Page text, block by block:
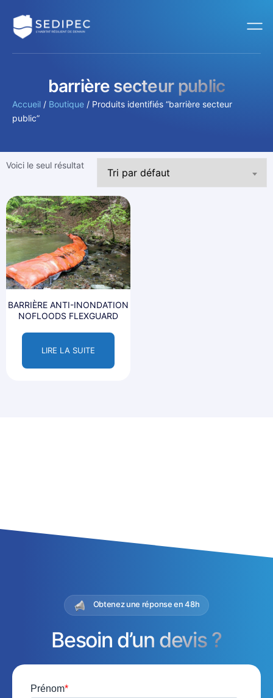
barrière secteur public
Accueil / Boutique / Produits identifiés “barrière secteur
public”
Voici le seul résultat
BARRIÈRE ANTI-INONDATION
NOFLOODS FLEXGUARD
LIRE LA SUITE
Obtenez une réponse en 48h
Besoin d’un devis ?